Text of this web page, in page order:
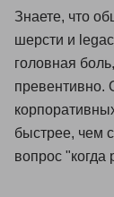
Знаете, что
шерсти и
головная
превентивно.
быстрее, чем
вопрос "когда
Разработка
Маркетинг
Дизайн
Аналитика